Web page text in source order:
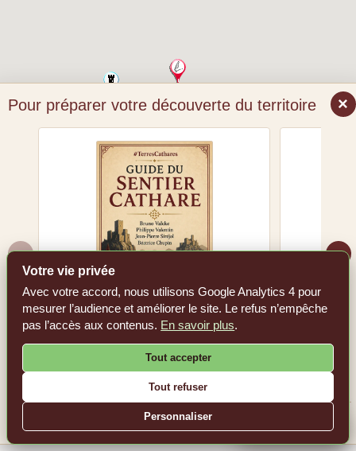
×
Pour préparer votre découverte du territoire
‹
Guide du Sentier cathare
Voir le livre sur Amazon.fr
›
En tant que Partenaire Amazon, #TerresCathares réalise un bénéfice sur les achats
remplissant les conditions requises.
Votre vie privée
Avec votre accord, nous utilisons Google Analytics 4 pour
mesurer l’audience et améliorer le site. Le refus n’empêche
pas l’accès aux contenus. En savoir plus.
Tout accepter
Tout refuser
Personnaliser